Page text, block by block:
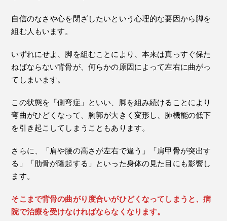
自信のなさや心を閉ざしたいという心理的な要因から脚を
組む人もいます。
いずれにせよ、脚を組むことにより、本来は真っすぐ保た
ねばならない背骨が、何らかの原因によって左右に曲がっ
てしまいます。
この状態を「側弯症」といい、脚を組み続けることにより
弯曲がひどくなって、胸郭が大きく変形し、肺機能の低下
を引き起こしてしまうこともあります。
さらに、「肩や腰の高さが左右で違う」「肩甲骨が突出す
る」「肋骨が隆起する」といった身体の見た目にも影響し
ます。
そこまで背骨の曲がり度合いがひどくなってしまうと、病
院で治療を受けなければならなくなります。